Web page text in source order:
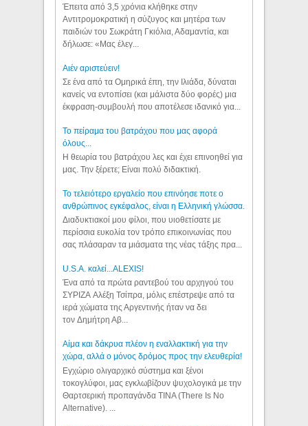
Έπειτα από 3,5 χρόνια κλήθηκε στην
Αντιτρομοκρατική η σύζυγος και μητέρα των
παιδιών του Σωκράτη Γκιόλια, Αδαμαντία, και
δήλωσε: «Μας έλεγ...
Aιέν αριστεύειν!
Σε ένα από τα Ομηρικά έπη, την Ιλιάδα, δύναται
κανείς να εντοπίσει (και μάλιστα δύο φορές) μια
έκφραση-συμβουλή που αποτέλεσε ιδανικό για...
Το πείραμα του βατράχου που μας αφορά
όλους...
Η θεωρία του βατράχου λες και έχει επινοηθεί για
μας. Την ξέρετε; Είναι πολύ διδακτική.
Το τελειότερο εργαλείο που επινόησε ποτε ο
ανθρώπινος εγκέφαλος, είναι η Ελληνική γλώσσα.
Διαδυκτιακοί μου φίλοι, που υιοθετίσατε με
περίσσια ευκολία τον τρόπο επικοινωνίας που
σας πλάσαραν τα μιάσματα της νέας τάξης πρα...
U.S.A. καλεί...ALEXIS!
Ένα από τα πρώτα ραντεβού του αρχηγού του
ΣΥΡΙΖΑ Αλέξη Τσίπρα, μόλις επέστρεψε από τα
ιερά χώματα της Αργεντινής ήταν να δει
τον Δημήτρη Αβ...
Αίμα και δάκρυα πλέον η εναλλακτική για την
χώρα, αλλά ο μόνος δρόμος προς την ελευθερία!
Εγχώριο ολιγαρχικό σύστημα και ξένοι
τοκογλύφοι, μας εγκλωβίζουν ψυχολογικά με την
Θαρτσερική προπαγάνδα TINA (There Is No
Alternative). ...